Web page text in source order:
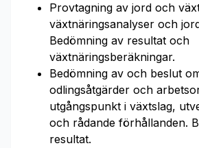
Provtagning av jord och
växtnäringsanalyser och
Bedömning av resultat och
växtnäringsberäkningar.
Bedömning av och beslut
odlingsåtgärder och
utgångspunkt i växtslag,
och rådande förhållanden.
resultat.